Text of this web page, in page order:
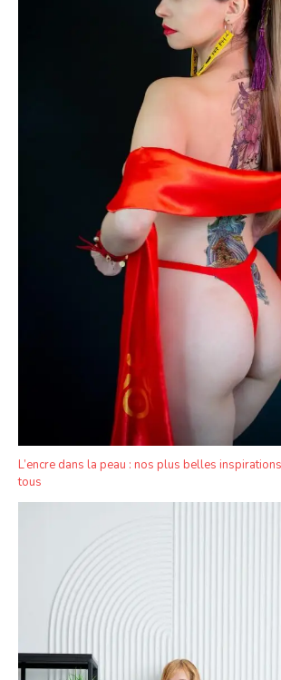
L’encre dans la peau : nos plus belles
tous